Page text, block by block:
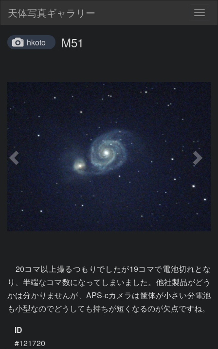
天体写真ギャラリー
hkoto M51
20コマ以上撮るつもりでしたが19コマで電池切れとな
り、半端なコマ数になってしまいました。他社製品がどう
かは分かりませんが、APS-cカメラは筐体が小さい分電池
も小型なのでどうしても持ちが短くなるのが欠点ですね。
ID
#121720